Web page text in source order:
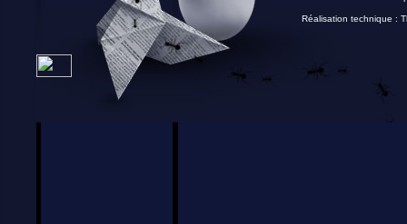
Réalisation technique :